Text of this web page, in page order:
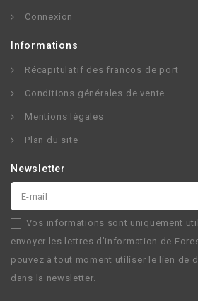
Connexion
Informations
Récapitulatif des francos de port
Conditions générales de vente
Mentions légales
Plan du site
Newsletter
Vos informations sont uniquement
envoyer les lettres d’information de
pouvez à tout moment utiliser le lien de
dans la newsletter.